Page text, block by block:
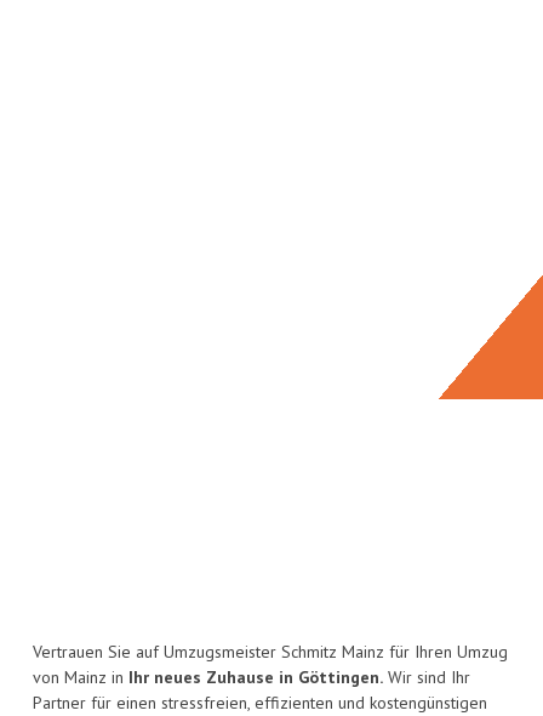
Vertrauen Sie auf Umzugsmeister Schmitz Mainz für Ihren Umzug
von Mainz in Ihr neues Zuhause in Göttingen. Wir sind Ihr
Partner für einen stressfreien, effizienten und kostengünstigen